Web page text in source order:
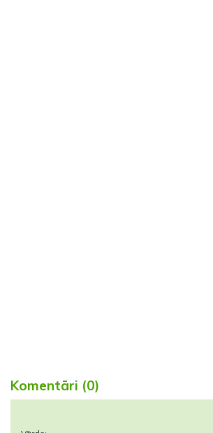
Komentāri (0)